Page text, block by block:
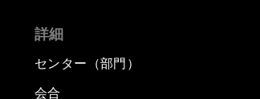
詳細
センター（部門）
会合